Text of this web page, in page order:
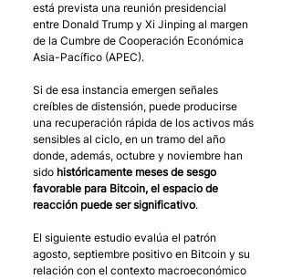
está prevista una reunión presidencial
entre Donald Trump y Xi Jinping al margen
de la Cumbre de Cooperación Económica
Asia-Pacífico (APEC).
Si de esa instancia emergen señales
creíbles de distensión, puede producirse
una recuperación rápida de los activos más
sensibles al ciclo, en un tramo del año
donde, además, octubre y noviembre han
sido históricamente meses de sesgo
favorable para Bitcoin, el espacio de
reacción puede ser significativo.
El siguiente estudio evalúa el patrón
agosto, septiembre positivo en Bitcoin y su
relación con el contexto macroeconómico